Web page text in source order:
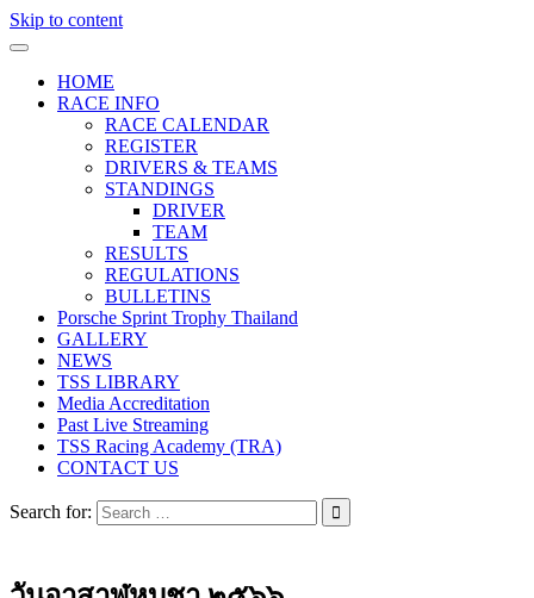
Skip to content
HOME
RACE INFO
RACE CALENDAR
REGISTER
DRIVERS & TEAMS
STANDINGS
DRIVER
TEAM
RESULTS
REGULATIONS
BULLETINS
Porsche Sprint Trophy Thailand
GALLERY
NEWS
TSS LIBRARY
Media Accreditation
Past Live Streaming
TSS Racing Academy (TRA)
CONTACT US
Search for: